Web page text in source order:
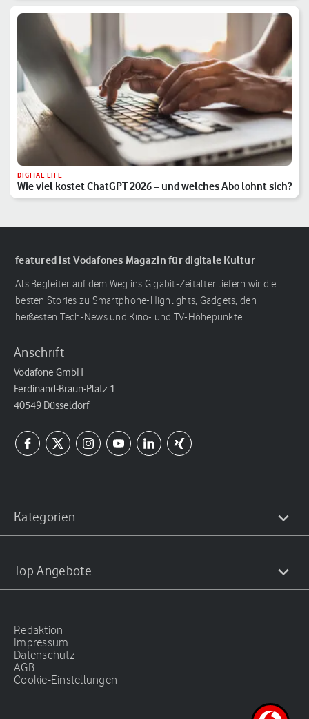
DIGITAL LIFE
Wie viel kostet ChatGPT 2026 – und welches Abo lohnt sich?
featured ist Vodafones Magazin für digitale Kultur
Als Begleiter auf dem Weg ins Gigabit-Zeitalter liefern wir die
besten Stories zu Smartphone-Highlights, Gadgets, den
heißesten Tech-News und Kino- und TV-Höhepunkte.
Anschrift
Vodafone GmbH
Ferdinand-Braun-Platz 1
40549 Düsseldorf
Kategorien
Top Angebote
Redaktion
Impressum
Datenschutz
AGB
Cookie-Einstellungen